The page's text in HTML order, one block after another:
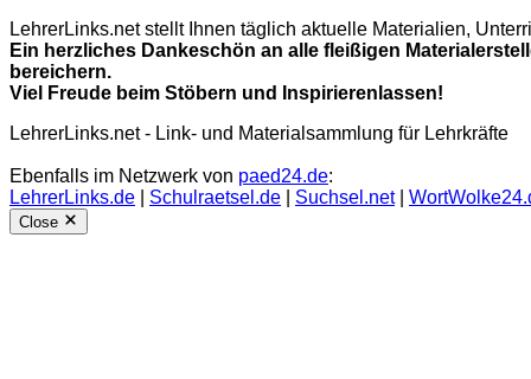
LehrerLinks.net stellt Ihnen täglich aktuelle Materialien,
Ein herzliches Dankeschön an alle fleißigen
bereichern.
Viel Freude beim Stöbern und Inspirierenlassen!
LehrerLinks.net - Link- und Materialsammlung für Lehrkräfte
Ebenfalls im Netzwerk von paed24.de:
LehrerLinks.de
Schulraetsel.de Suchsel.net|
Close